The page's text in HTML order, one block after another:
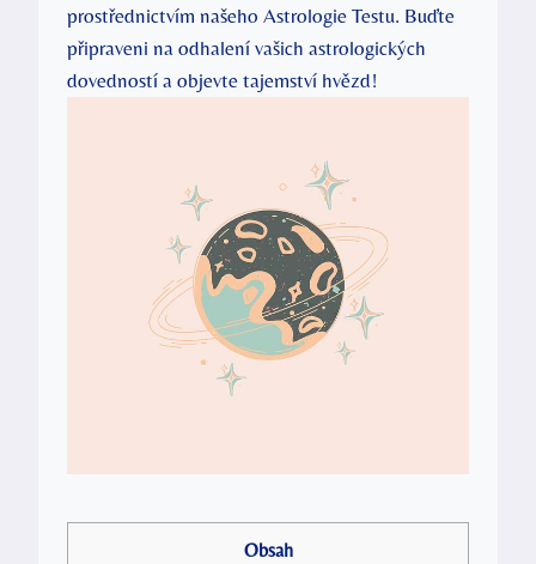
prostřednictvím našeho Astrologie Testu. Buďte
připraveni​ na odhalení vašich astrologických
dovedností ​a objevte tajemství hvězd!
Obsah